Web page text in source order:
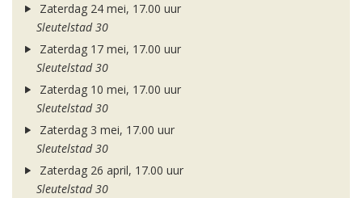
Zaterdag 24 mei, 17.00 uur
Sleutelstad 30
Zaterdag 17 mei, 17.00 uur
Sleutelstad 30
Zaterdag 10 mei, 17.00 uur
Sleutelstad 30
Zaterdag 3 mei, 17.00 uur
Sleutelstad 30
Zaterdag 26 april, 17.00 uur
Sleutelstad 30